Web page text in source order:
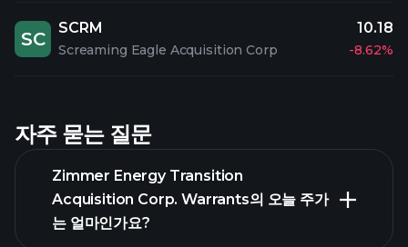
SC
SCRM
Screaming Eagle Acquisition Corp
10.18
-8.62%
자주 묻는 질문
Zimmer Energy Transition
Acquisition Corp. Warrants의 오늘 주가
는 얼마인가요?